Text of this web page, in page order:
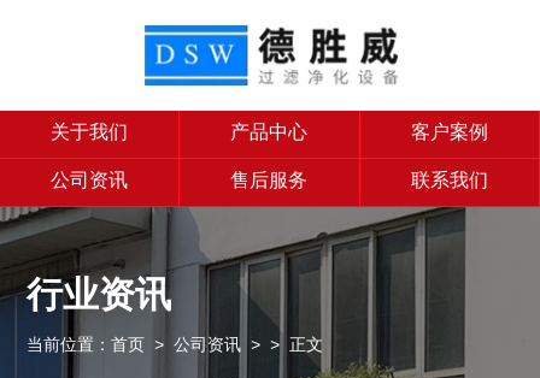
关于我们 产品中心 客户案例
公司资讯 售后服务 联系我们
行业资讯
当前位置：首页 >公司资讯 >> 正文